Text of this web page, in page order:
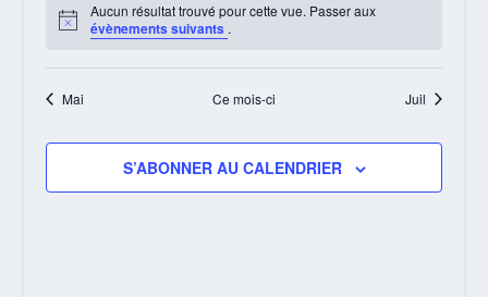
Notice
Aucun résultat trouvé pour cette vue. Passer aux
évènements suivants .
Mai Ce mois-ci Juil
S’ABONNER AU CALENDRIER